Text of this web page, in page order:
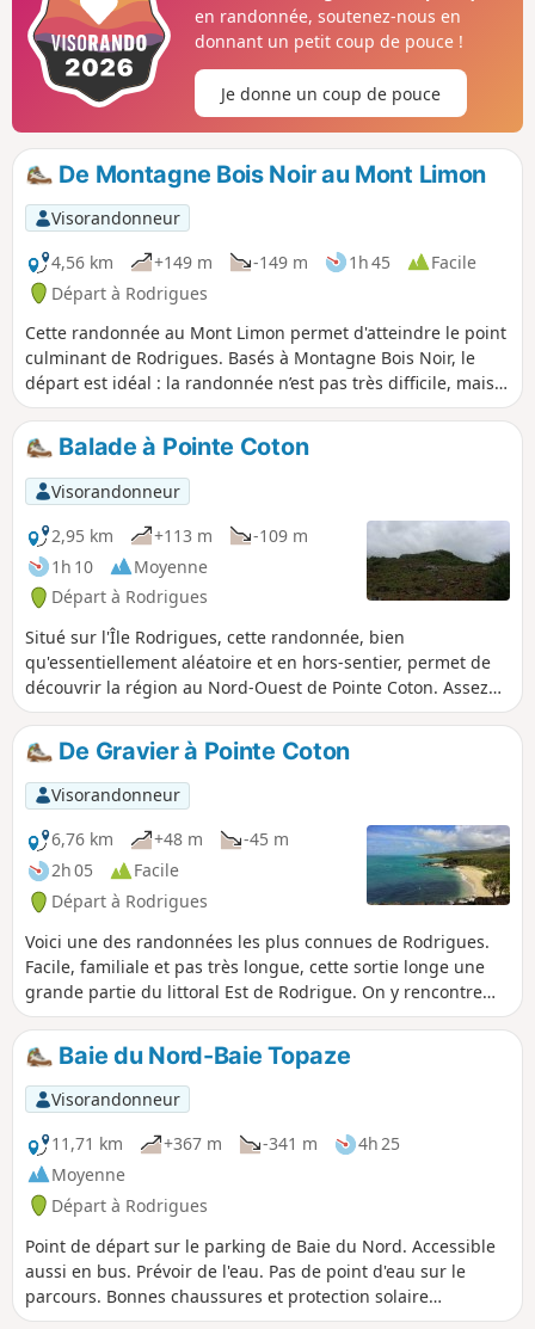
un bon bout de chemin, fidèle compagnon de route.
en randonnée, soutenez-nous en
donnant un petit coup de pouce !
Je donne un coup de pouce
De Montagne Bois Noir au Mont Limon
Visorandonneur
4,56 km
+149 m -149 m 1h 45
Facile
Départ à Rodrigues
Cette randonnée au Mont Limon permet d'atteindre le point
culminant de Rodrigues. Basés à Montagne Bois Noir, le
départ est idéal : la randonnée n’est pas très difficile, mais
elle permet déjà de s’imprégner pleinement de
l’atmosphère rodriguaise. Ici, la vie s’écoule paisiblement :
le matin sans se presser, l’après-midi tout en douceur.La
nature est luxuriante et les animaux — vaches, biquettes,
cochons, poules et chiens — vivent presque en liberté,
donnant à l’île un charme authentique et rural.La table
d’hôtes du point de départ se situe à 280 mètres d’altitude,
non loin de Mont Lubin, un lieu stratégique de l’île. C’est ici
que se croisent tous les bus reliant les quatre coins de
Rodrigues.
Balade à Pointe Coton
Visorandonneur
2,95 km
+113 m
-109 m
1h 10
Moyenne
Départ à Rodrigues
Situé sur l'Île Rodrigues, cette randonnée, bien
qu'essentiellement aléatoire et en hors-sentier, permet de
découvrir la région au Nord-Ouest de Pointe Coton. Assez
facile, elle offre de magnifiques panoramas sur cette
région, en particulier quand on arrive au sommet de la
montagne. On y découvre une partie méconnue de
Rodrigues qui est surnommé "la perle des Mascareignes".
Ce parcours chemine à travers les épineux sur toute sa
longueur. Bien regarder où vous allez.
De Gravier à Pointe Coton
Visorandonneur
6,76 km
+48 m
-45 m
2h 05
Facile
Départ à Rodrigues
Voici une des randonnées les plus connues de Rodrigues.
Facile, familiale et pas très longue, cette sortie longe une
grande partie du littoral Est de Rodrigue. On y rencontre
des criques et des plages de sable fin qui se succèdent et
qui sont toutes aussi belles les unes que les autres. C'est
l'occasion idéale pour faire trempette. Cette randonnée
offre de beaux points de vue sur la région. On comprend
ainsi facilement pourquoi Rodrigues est surnommé "la
Perle des Mascareignes".
Baie du Nord-Baie Topaze
Visorandonneur
11,71 km
+367 m -341 m
4h 25
Moyenne
Départ à Rodrigues
Point de départ sur le parking de Baie du Nord. Accessible
aussi en bus. Prévoir de l'eau. Pas de point d'eau sur le
parcours. Bonnes chaussures et protection solaire
(casquette, crème). Magnifiques points de vue sur la zone